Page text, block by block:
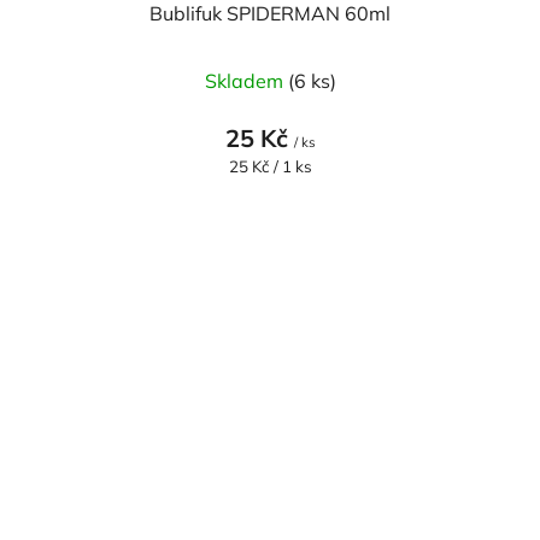
Bublifuk SPIDERMAN 60ml
Skladem (6 ks)
25 Kč / ks
Měrná
25 Kč / 1 ks